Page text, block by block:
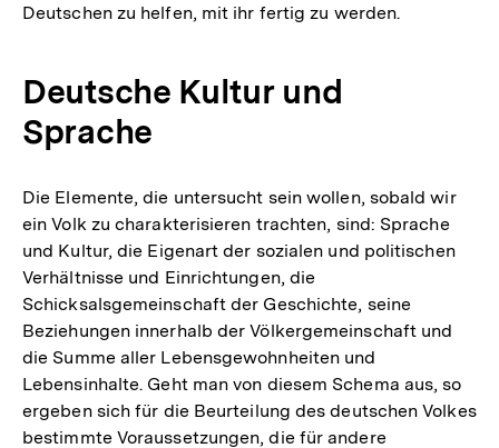
Deutschen zu helfen, mit ihr fertig zu werden.
Deutsche Kultur und
Sprache
Die Elemente, die untersucht sein wollen, sobald wir
ein Volk zu charakterisieren trachten, sind: Sprache
und Kultur, die Eigenart der sozialen und politischen
Verhältnisse und Einrichtungen, die
Schicksalsgemeinschaft der Geschichte, seine
Beziehungen innerhalb der Völkergemeinschaft und
die Summe aller Lebensgewohnheiten und
Lebensinhalte. Geht man von diesem Schema aus, so
ergeben sich für die Beurteilung des deutschen Volkes
bestimmte Voraussetzungen, die für andere